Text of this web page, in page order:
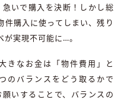
いで購入を決断！しかし総
購入に使ってしまい、残り
実現不可能に…。
きなお金は「物件費用」と
のバランスをどう取るかで
いすることで、バランスの